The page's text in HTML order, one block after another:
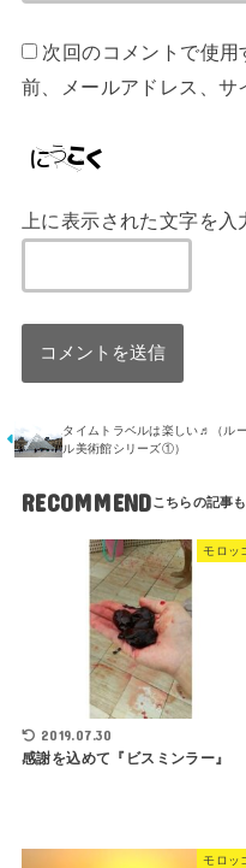
次回のコメントで使
前、メールアドレス、サ
上に表示された文字を入
タイムトラベルは楽しい♬（ル
ル美術館シリーズ①）
RECOMMEND
モロッ
2019.07.30
感謝を込めて『ビスミンラー』
モロッ